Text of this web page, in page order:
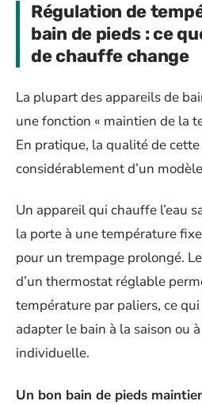
Régulation de
bain de pieds : ce
de chauffe change
La plupart des appareils de
une fonction « maintien de la
En pratique, la qualité de
considérablement d’un
Un appareil qui chauffe l’eau
la porte à une température
pour un trempage prolongé.
d’un thermostat réglable
température par paliers, ce
adapter le bain à la saison ou
individuelle.
Un bon bain de pieds